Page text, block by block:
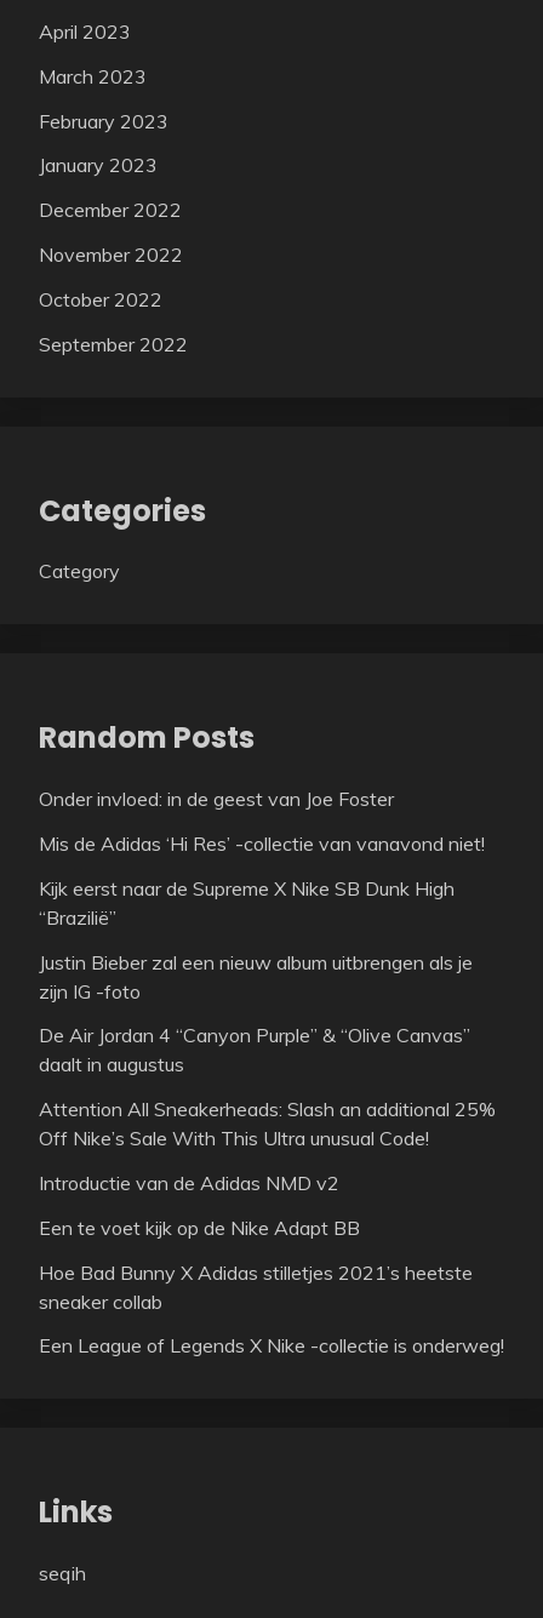
April 2023
March 2023
February 2023
January 2023
December 2022
November 2022
October 2022
September 2022
Categories
Category
Random Posts
Onder invloed: in de geest van Joe Foster
Mis de Adidas ‘Hi Res’ -collectie van vanavond niet!
Kijk eerst naar de Supreme X Nike SB Dunk High
“Brazilië”
Justin Bieber zal een nieuw album uitbrengen als je
zijn IG -foto
De Air Jordan 4 “Canyon Purple” & “Olive Canvas”
daalt in augustus
Attention All Sneakerheads: Slash an additional 25%
Off Nike’s Sale With This Ultra unusual Code!
Introductie van de Adidas NMD v2
Een te voet kijk op de Nike Adapt BB
Hoe Bad Bunny X Adidas stilletjes 2021’s heetste
sneaker collab
Een League of Legends X Nike -collectie is onderweg!
Links
seqih